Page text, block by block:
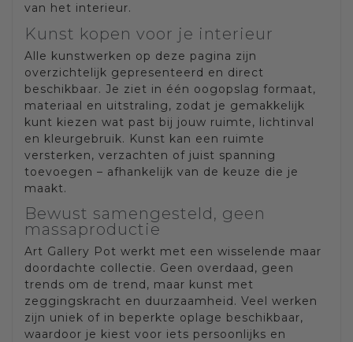
van het interieur.
Kunst kopen voor je interieur
Alle kunstwerken op deze pagina zijn
overzichtelijk gepresenteerd en direct
beschikbaar. Je ziet in één oogopslag formaat,
materiaal en uitstraling, zodat je gemakkelijk
kunt kiezen wat past bij jouw ruimte, lichtinval
en kleurgebruik. Kunst kan een ruimte
versterken, verzachten of juist spanning
toevoegen – afhankelijk van de keuze die je
maakt.
Bewust samengesteld, geen
massaproductie
Art Gallery Pot werkt met een wisselende maar
doordachte collectie. Geen overdaad, geen
trends om de trend, maar kunst met
zeggingskracht en duurzaamheid. Veel werken
zijn uniek of in beperkte oplage beschikbaar,
waardoor je kiest voor iets persoonlijks en